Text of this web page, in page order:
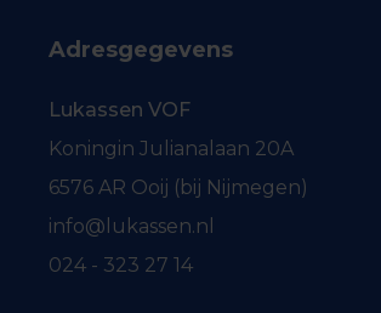
Adresgegevens
Lukassen VOF
Koningin Julianalaan 20A
6576 AR Ooij (bij Nijmegen)
info@lukassen.nl
024 - 323 27 14